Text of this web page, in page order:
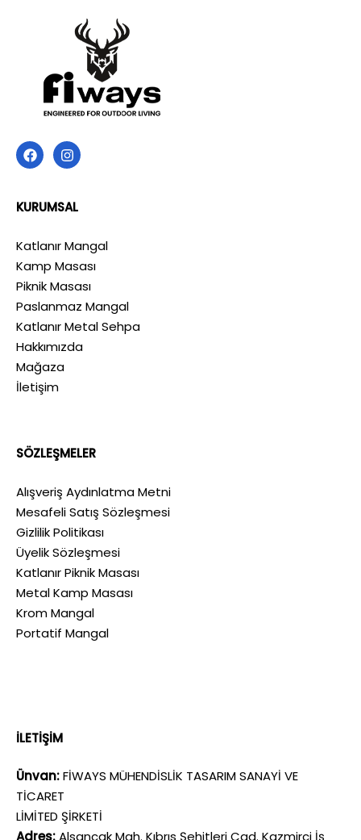
KURUMSAL
Katlanır Mangal
Kamp Masası
Piknik Masası
Paslanmaz Mangal
Katlanır Metal Sehpa
Hakkımızda
Mağaza
İletişim
SÖZLEŞMELER
Alışveriş Aydınlatma Metni
Mesafeli Satış Sözleşmesi
Gizlilik Politikası
Üyelik Sözleşmesi
Katlanır Piknik Masası
Metal Kamp Masası
Krom Mangal
Portatif Mangal
İLETİŞİM
Ünvan:FİWAYS MÜHENDİSLİK TASARIM SANAYİ VE
TİCARET
LİMİTED ŞİRKETİ